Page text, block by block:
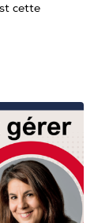
cette